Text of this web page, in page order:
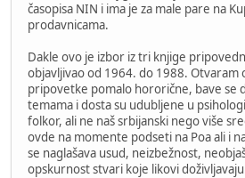
časopisa NIN i ima je za male pare na
prodavnicama.
Dakle ovo je izbor iz tri knjige
objavljivao od 1964. do 1988. Otvaram
pripovetke pomalo hororične, bave se
temama i dosta su udubljene u
folkor, ali ne naš srbijanski nego više
ovde na momente podseti na Poa ali i
se naglašava usud, neizbežnost,
opskurnost stvari koje likovi